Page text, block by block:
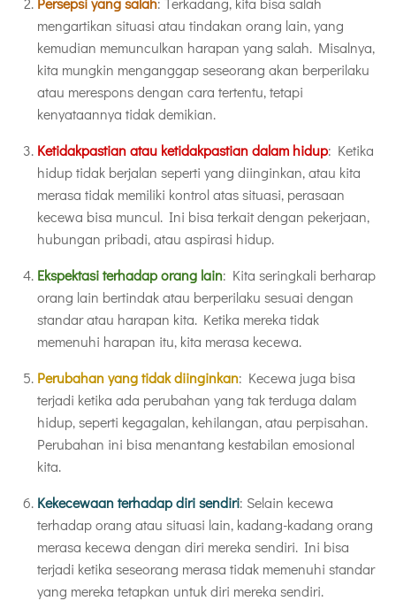
mengartikan situasi atau tindakan orang lain, yang
kemudian memunculkan harapan yang salah. Misalnya,
kita mungkin menganggap seseorang akan berperilaku
atau merespons dengan cara tertentu, tetapi
kenyataannya tidak demikian.
Ketidakpastian atau ketidakpastian dalam hidup: Ketika
hidup tidak berjalan seperti yang diinginkan, atau kita
merasa tidak memiliki kontrol atas situasi, perasaan
kecewa bisa muncul. Ini bisa terkait dengan pekerjaan,
hubungan pribadi, atau aspirasi hidup.
Ekspektasi terhadap orang lain: Kita seringkali berharap
orang lain bertindak atau berperilaku sesuai dengan
standar atau harapan kita. Ketika mereka tidak
memenuhi harapan itu, kita merasa kecewa.
Perubahan yang tidak diinginkan: Kecewa juga bisa
terjadi ketika ada perubahan yang tak terduga dalam
hidup, seperti kegagalan, kehilangan, atau perpisahan.
Perubahan ini bisa menantang kestabilan emosional
kita.
Kekecewaan terhadap diri sendiri: Selain kecewa
terhadap orang atau situasi lain, kadang-kadang orang
merasa kecewa dengan diri mereka sendiri. Ini bisa
terjadi ketika seseorang merasa tidak memenuhi standar
yang mereka tetapkan untuk diri mereka sendiri.